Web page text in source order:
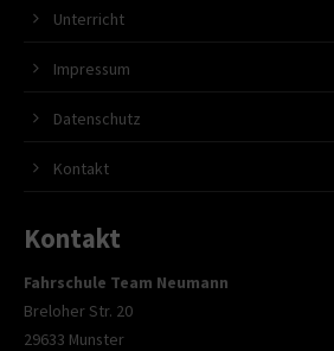
Unterricht
Impressum
Datenschutz
Kontakt
Kontakt
Fahrschule Team Neumann
Breloher Str. 20
29633 Munster